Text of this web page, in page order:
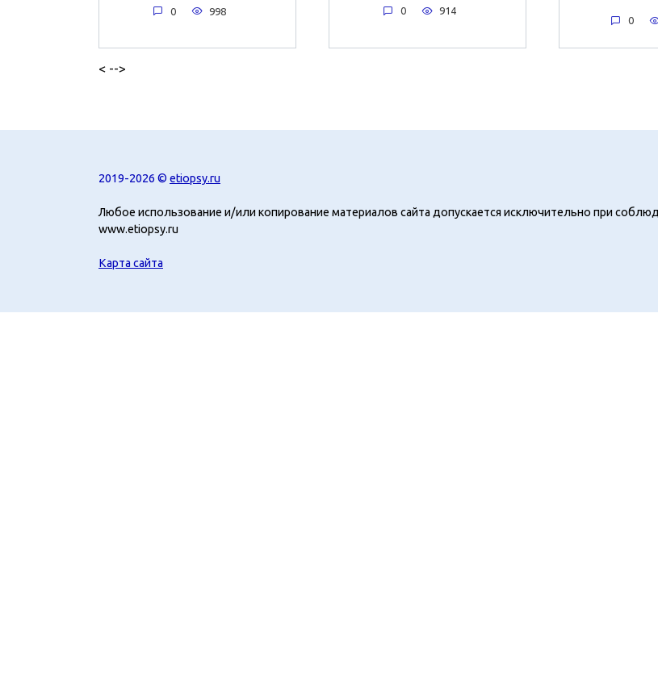
0 998 0 914
0
< -->
2019-2026 © etiopsy.ru
Любое использование и/или копирование материалов сайта допускается исключительно при
www.etiopsy.ru
Карта сайта